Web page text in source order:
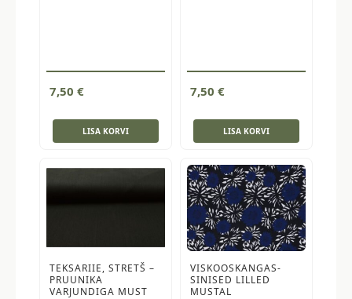
7,50 €
LISA KORVI
7,50 €
LISA KORVI
TEKSARIIE, STRETŠ –
PRUUNIKA
VARJUNDIGA MUST
VISKOOSKANGAS-
SINISED LILLED
MUSTAL